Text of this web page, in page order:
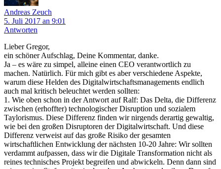
Andreas Zeuch
5. Juli 2017 an 9:01
Antworten
Lieber Gregor,
ein schöner Aufschlag, Deine Kommentar, danke.
Ja – es wäre zu simpel, alleine einen CEO verantwortlich zu
machen. Natürlich. Für mich gibt es aber verschiedene Aspekte,
warum diese Helden des Digitalwirtschaftsmanagements endlich
auch mal kritisch beleuchtet werden sollten:
1. Wie oben schon in der Antwort auf Ralf: Das Delta, die Differenz
zwischen (erhoffter) technologischer Disruption und sozialem
Taylorismus. Diese Differenz finden wir nirgends derartig gewaltig,
wie bei den großen Disruptoren der Digitalwirtschaft. Und diese
Differenz verweist auf das große Risiko der gesamten
wirtschaftlichen Entwicklung der nächsten 10-20 Jahre: Wir sollten
verdammt aufpassen, dass wir die Digitale Transformation nicht als
reines technisches Projekt begreifen und abwickeln. Denn dann sind